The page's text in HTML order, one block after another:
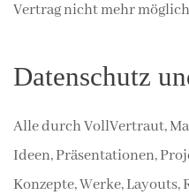
Vertrag nicht mehr
Datenschutz
Alle durch VollVertraut,
Ideen, Präsentationen,
Konzepte, Werke,